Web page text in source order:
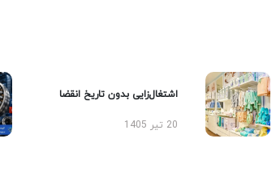
اشتغال‌زایی بدون تاریخ انقضا
20 تیر 1405